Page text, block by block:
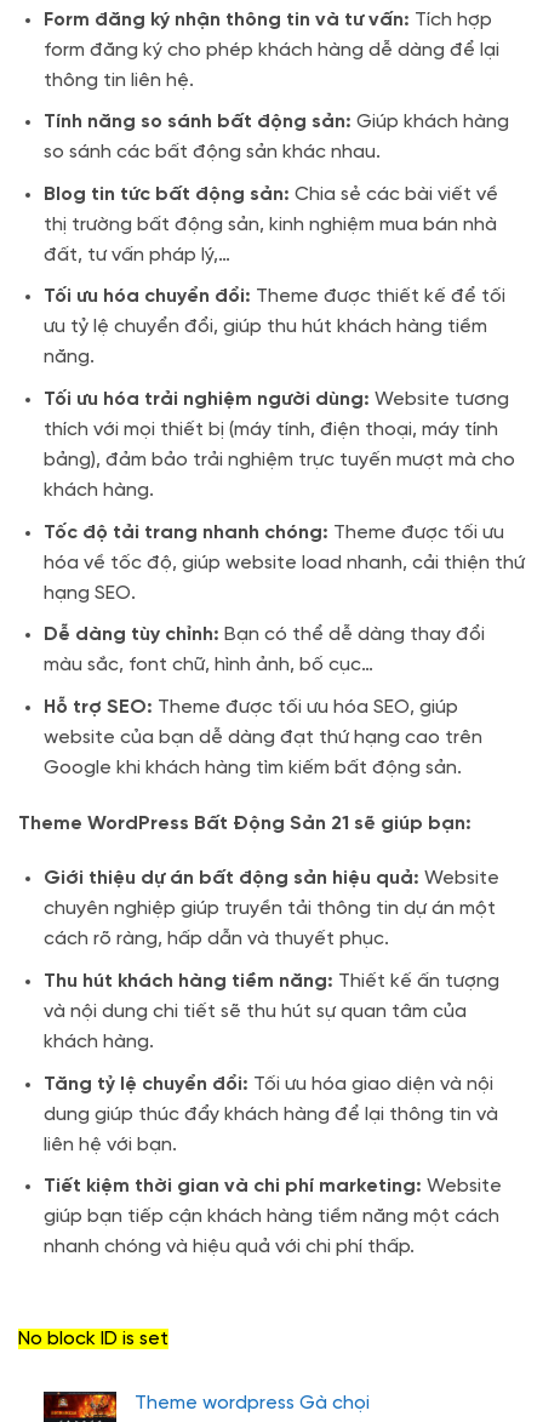
Form đăng ký nhận thông tin và tư vấn: Tích hợp
form đăng ký cho phép khách hàng dễ dàng để lại
thông tin liên hệ.
Tính năng so sánh bất động sản: Giúp khách hàng
so sánh các bất động sản khác nhau.
Blog tin tức bất động sản: Chia sẻ các bài viết về
thị trường bất động sản, kinh nghiệm mua bán nhà
đất, tư vấn pháp lý,…
Tối ưu hóa chuyển đổi: Theme được thiết kế để tối
ưu tỷ lệ chuyển đổi, giúp thu hút khách hàng tiềm
năng.
Tối ưu hóa trải nghiệm người dùng: Website tương
thích với mọi thiết bị (máy tính, điện thoại, máy tính
bảng), đảm bảo trải nghiệm trực tuyến mượt mà cho
khách hàng.
Tốc độ tải trang nhanh chóng: Theme được tối ưu
hóa về tốc độ, giúp website load nhanh, cải thiện thứ
hạng SEO.
Dễ dàng tùy chỉnh: Bạn có thể dễ dàng thay đổi
màu sắc, font chữ, hình ảnh, bố cục…
Hỗ trợ SEO: Theme được tối ưu hóa SEO, giúp
website của bạn dễ dàng đạt thứ hạng cao trên
Google khi khách hàng tìm kiếm bất động sản.
Theme WordPress Bất Động Sản 21 sẽ giúp bạn:
Giới thiệu dự án bất động sản hiệu quả: Website
chuyên nghiệp giúp truyền tải thông tin dự án một
cách rõ ràng, hấp dẫn và thuyết phục.
Thu hút khách hàng tiềm năng: Thiết kế ấn tượng
và nội dung chi tiết sẽ thu hút sự quan tâm của
khách hàng.
Tăng tỷ lệ chuyển đổi: Tối ưu hóa giao diện và nội
dung giúp thúc đẩy khách hàng để lại thông tin và
liên hệ với bạn.
Tiết kiệm thời gian và chi phí marketing: Website
giúp bạn tiếp cận khách hàng tiềm năng một cách
nhanh chóng và hiệu quả với chi phí thấp.
No block ID is set
Theme wordpress Gà chọi